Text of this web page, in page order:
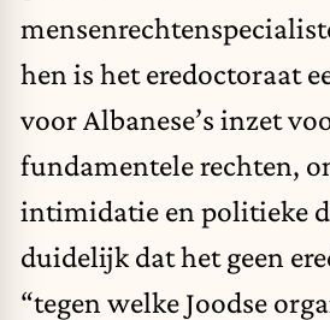
hen is het eredoctoraat
voor Albanese’s inzet
fundamentele rechten,
intimidatie en politieke
duidelijk dat het geen
“tegen welke Joodse